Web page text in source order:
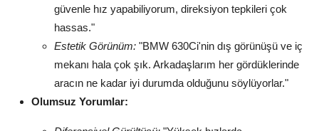
güvenle hız yapabiliyorum, direksiyon tepkileri çok
hassas."
Estetik Görünüm: "BMW 630Ci'nin dış görünüşü ve iç
mekanı hala çok şık. Arkadaşlarım her gördüklerinde
aracın ne kadar iyi durumda olduğunu söylüyorlar."
Olumsuz Yorumlar: